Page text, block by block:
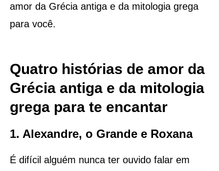
amor da Grécia antiga e da mitologia grega
para você.
Quatro histórias de amor da
Grécia antiga e da mitologia
grega para te encantar
1. Alexandre, o Grande e Roxana
É difícil alguém nunca ter ouvido falar em